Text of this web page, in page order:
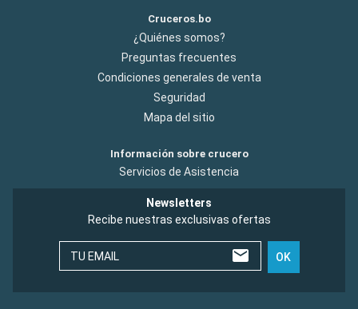
Cruceros.bo
¿Quiénes somos?
Preguntas frecuentes
Condiciones generales de venta
Seguridad
Mapa del sitio
Información sobre crucero
Servicios de Asistencia
Newsletters
Recibe nuestras exclusivas ofertas
TU EMAIL OK